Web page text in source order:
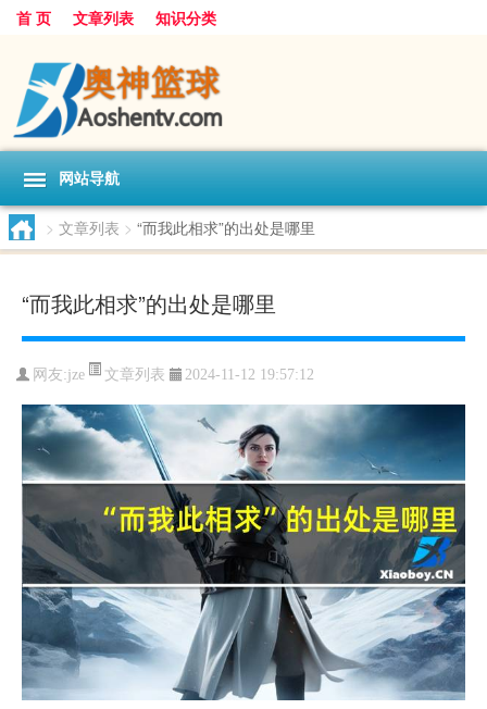
首 页 文章列表 知识分类
网站导航
> 文章列表 > “而我此相求”的出处是哪里
“而我此相求”的出处是哪里
网友:jze 文章列表 2024-11-12 19:57:12